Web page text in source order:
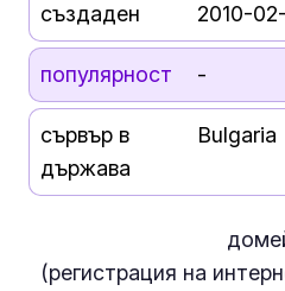
създаден 2010-
популярност -
сървър в
държава
Bulgaria
(регистрация на